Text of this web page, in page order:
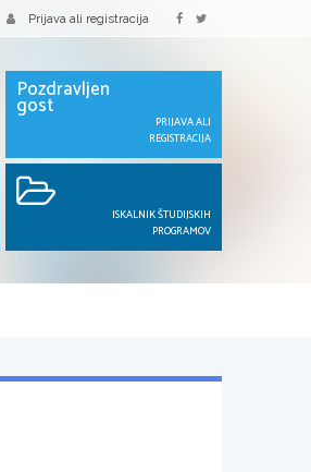
Prijava ali registracija
Pozdravljen
gost
PRIJAVA ALI
REGISTRACIJA
ISKALNIK ŠTUDIJSKIH
PROGRAMOV